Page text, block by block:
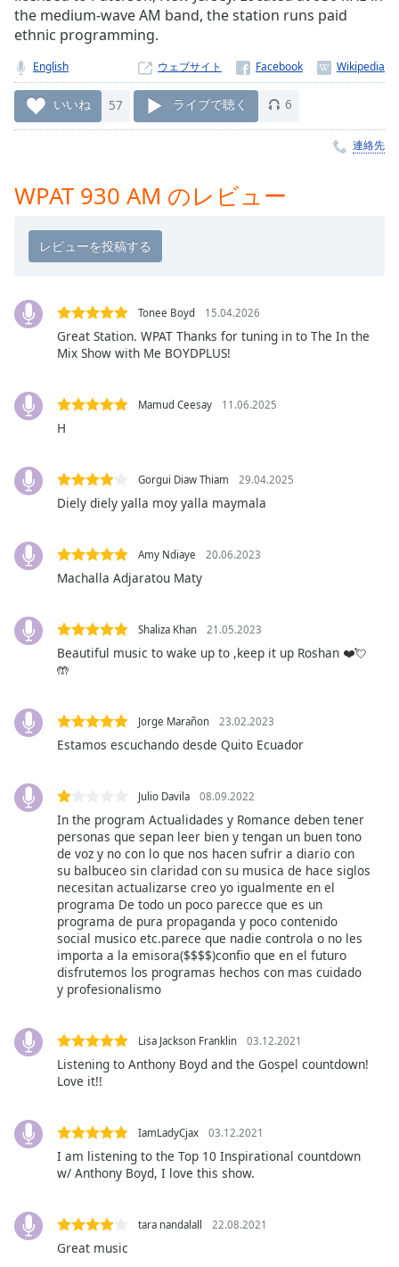
Seek to
currently
live LIVE
Remaining
Time-
Rate
Chapters
Chapters
Descriptions
descriptions
Subtitles
opens
subtitles
dialog
subtitles
Audio
Track
Picture
Fullscreen
modal
Beginning
close
the
Color
Text
Background
the medium-wave AM band, the station runs paid
ethnic programming.
English ウェブサイト
いいね 57 ライブで聴く 6
連絡先
WPAT 930 AM のレビュー
Tonee Boyd 15.04.2026
Great Station. WPAT Thanks for tuning in to The In the
Mix Show with Me BOYDPLUS!
Mamud Ceesay 11.06.2025
H
Gorgui Diaw Thiam 29.04.2025
Diely diely yalla moy yalla maymala
Amy Ndiaye 20.06.2023
Machalla Adjaratou Maty
Shaliza Khan 21.05.2023
Beautiful music to wake up to ,keep it up Roshan ❤️💘
🤲
Jorge Marañon 23.02.2023
Estamos escuchando desde Quito Ecuador
Julio Davila 08.09.2022
In the program Actualidades y Romance deben tener
personas que sepan leer bien y tengan un buen tono
de voz y no con lo que nos hacen sufrir a diario con
su balbuceo sin claridad con su musica de hace siglos
necesitan actualizarse creo yo igualmente en el
programa De todo un poco parecce que es un
programa de pura propaganda y poco contenido
social musico etc.parece que nadie controla o no les
importa a la emisora($$$$)confio que en el futuro
disfrutemos los programas hechos con mas cuidado
y profesionalismo
Lisa Jackson Franklin 03.12.2021
Listening to Anthony Boyd and the Gospel countdown!
Love it!!
IamLadyCjax 03.12.2021
I am listening to the Top 10 Inspirational countdown
w/ Anthony Boyd, I love this show.
tara nandalall 22.08.2021
Great music